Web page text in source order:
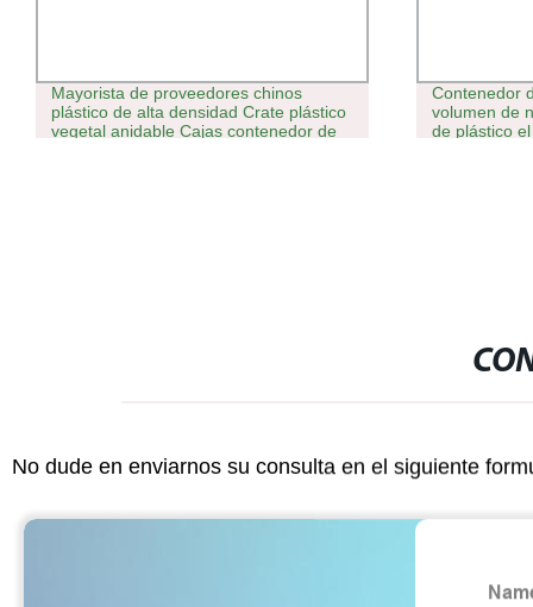
Mayorista de proveedores chinos
plástico de alta densidad Crate plástico
vegetal anidable Cajas contenedor de
Contenedor
volumen de
de plástico
No dude en enviarnos su consulta en el siguiente